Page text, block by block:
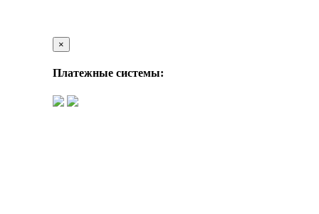
×
Платежные системы: